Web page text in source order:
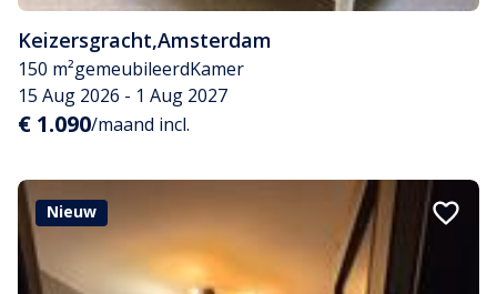
Keizersgracht,Amsterdam
150 m²gemeubileerdKamer
15 Aug 2026 - 1 Aug 2027
€ 1.090/maand incl.
Nieuw